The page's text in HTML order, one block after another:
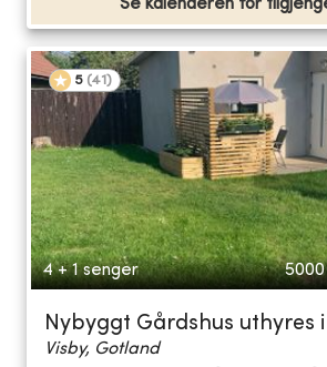
Se kalenderen for
5 (41 )
4 + 1 senger
Nybyggt Gårdshus uthyres
Visby, Gotland